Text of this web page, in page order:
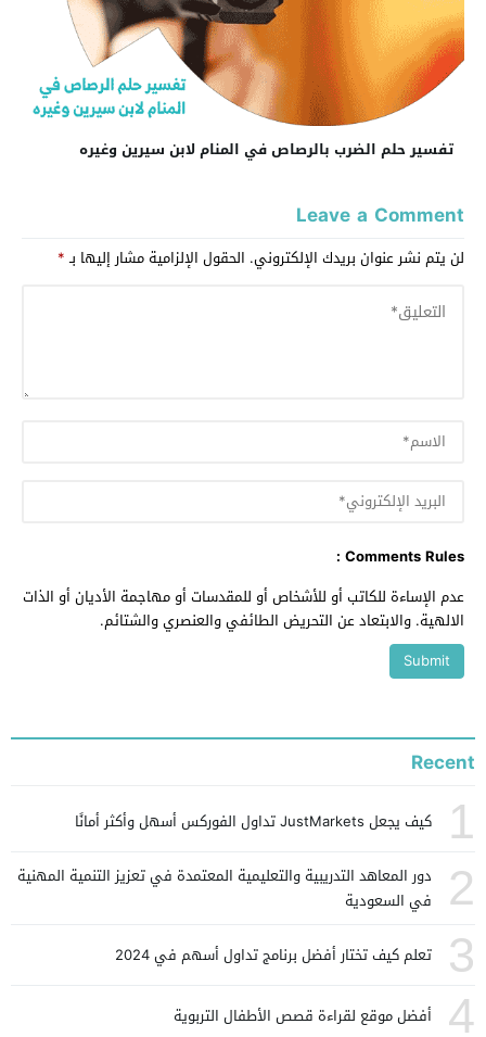
تفسير حلم الضرب بالرصاص في المنام لابن سيرين وغيره
Leave a Comment
لن يتم نشر عنوان بريدك الإلكتروني. الحقول الإلزامية مشار إليها بـ*
Comments Rules :
عدم الإساءة للكاتب أو للأشخاص أو للمقدسات أو مهاجمة الأديان أو الذات
الالهية. والابتعاد عن التحريض الطائفي والعنصري والشتائم.
Recent
1 كيف يجعل JustMarkets تداول الفوركس أسهل وأكثر أمانًا
2
دور المعاهد التدريبية والتعليمية المعتمدة في تعزيز التنمية المهنية
في السعودية
3 تعلم كيف تختار أفضل برنامج تداول أسهم في 2024
4 أفضل موقع لقراءة قصص الأطفال التربوية